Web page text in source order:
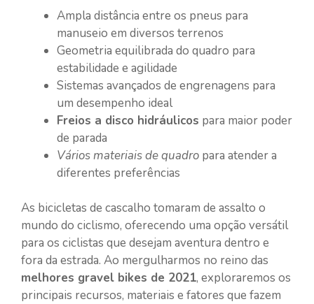
Ampla distância entre os pneus para
manuseio em diversos terrenos
Geometria equilibrada do quadro para
estabilidade e agilidade
Sistemas avançados de engrenagens para
um desempenho ideal
Freios a disco hidráulicos para maior poder
de parada
Vários materiais de quadro para atender a
diferentes preferências
As bicicletas de cascalho tomaram de assalto o
mundo do ciclismo, oferecendo uma opção versátil
para os ciclistas que desejam aventura dentro e
fora da estrada. Ao mergulharmos no reino das
melhores gravel bikes de 2021, exploraremos os
principais recursos, materiais e fatores que fazem